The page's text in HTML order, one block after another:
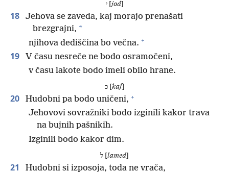
י [jod]
18
Jehova se zaveda, kaj morajo prenašati
brezgrajni, *
njihova dediščina bo večna. +
19
V času nesreče ne bodo osramočeni,
v času lakote bodo imeli obilo hrane.
כ [ kaf]
20 Hudobni pa bodo uničeni, +
Jehovovi sovražniki bodo izginili kakor trava
na bujnih pašnikih.
Izginili bodo kakor dim.
ל [lamed]
21
Hudobni si izposoja, toda ne vrača,